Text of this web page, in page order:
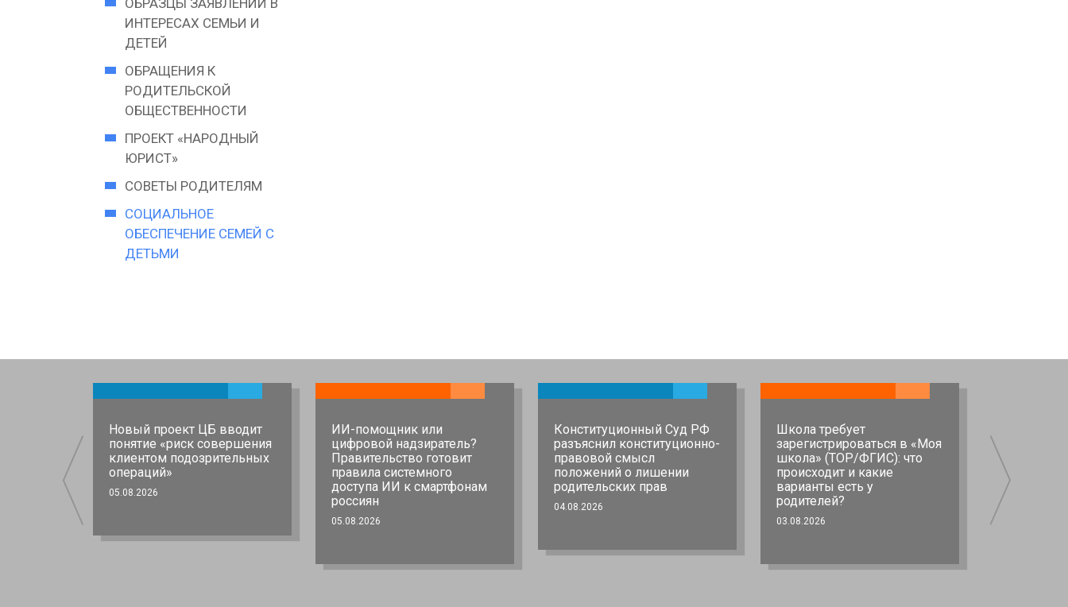
ОБРАЗЦЫ ЗАЯВЛЕНИЙ В
ИНТЕРЕСАХ СЕМЬИ И
ДЕТЕЙ
ОБРАЩЕНИЯ К
РОДИТЕЛЬСКОЙ
ОБЩЕСТВЕННОСТИ
ПРОЕКТ «НАРОДНЫЙ
ЮРИСТ»
СОВЕТЫ РОДИТЕЛЯМ
СОЦИАЛЬНОЕ
ОБЕСПЕЧЕНИЕ СЕМЕЙ С
ДЕТЬМИ
Новый проект ЦБ вводит
понятие «риск совершения
клиентом подозрительных
операций»
05.08.2026
ИИ-помощник или
цифровой надзиратель?
Правительство готовит
правила системного
доступа ИИ к смартфонам
россиян
05.08.2026
Конституционный Суд РФ
разъяснил конституционно-
правовой смысл
положений о лишении
родительских прав
04.08.2026
Школа требует
зарегистрироваться в «Моя
школа» (ТОР/ФГИС): что
происходит и какие
варианты есть у
родителей?
03.08.2026
02.08.2026